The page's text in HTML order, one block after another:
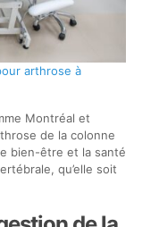
arthrose à
Montréal et
de la colonne
bien-être et la santé
qu’elle soit